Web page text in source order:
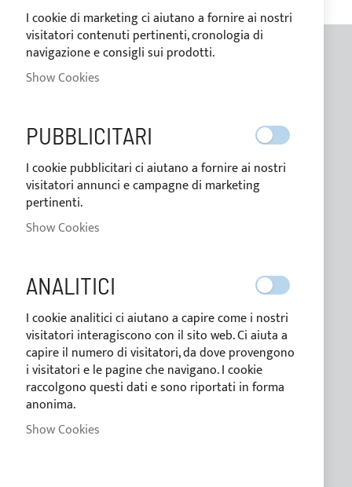
Who we are
Payment methods
CUSTOM LINE
I cookie di marketing ci aiutano a fornire ai nostri
visitatori contenuti pertinenti, cronologia di
navigazione e consigli sui prodotti.
Show Cookies
PUBBLICITARI
I cookie pubblicitari ci aiutano a fornire ai nostri
visitatori annunci e campagne di marketing
pertinenti.
Show Cookies
ANALITICI
I cookie analitici ci aiutano a capire come i nostri
visitatori interagiscono con il sito web. Ci aiuta a
capire il numero di visitatori, da dove provengono
i visitatori e le pagine che navigano. I cookie
raccolgono questi dati e sono riportati in forma
anonima.
Show Cookies